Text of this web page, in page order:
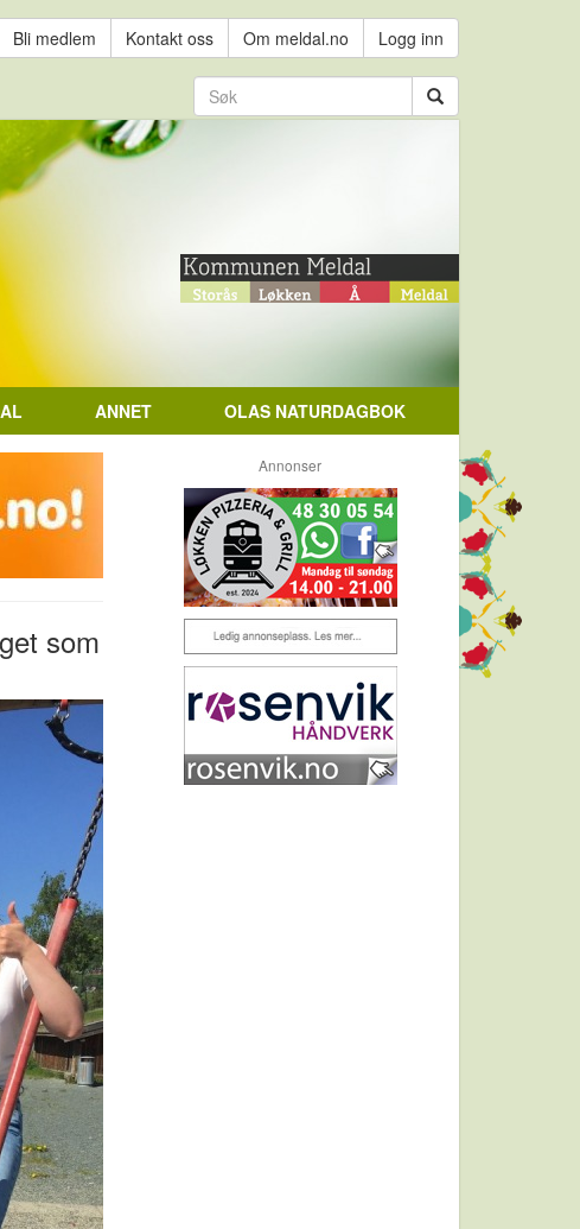
Bli medlem Kontakt oss Om meldal.no Logg inn
ANNET OLAS NATURDAGBOK
som
Annonser